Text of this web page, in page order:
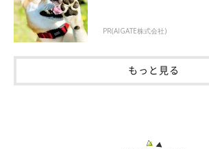
こうしよう！
……「叱らずにすむ環境を整える」
愛犬がイイコでいられるかどうかは飼い主さ
壊されて困るものは、あらかじめ、犬が触
PR(AIGATE株式会社)
もっと見る